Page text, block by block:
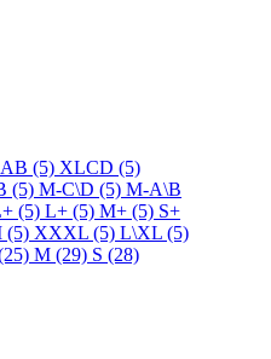
(5) XLCD (5)
(5) M-C\D (5) M-A\B
(5) L+ (5) M+ (5) S+
(5) XXXL (5) L\XL (5)
M (29) S (28)